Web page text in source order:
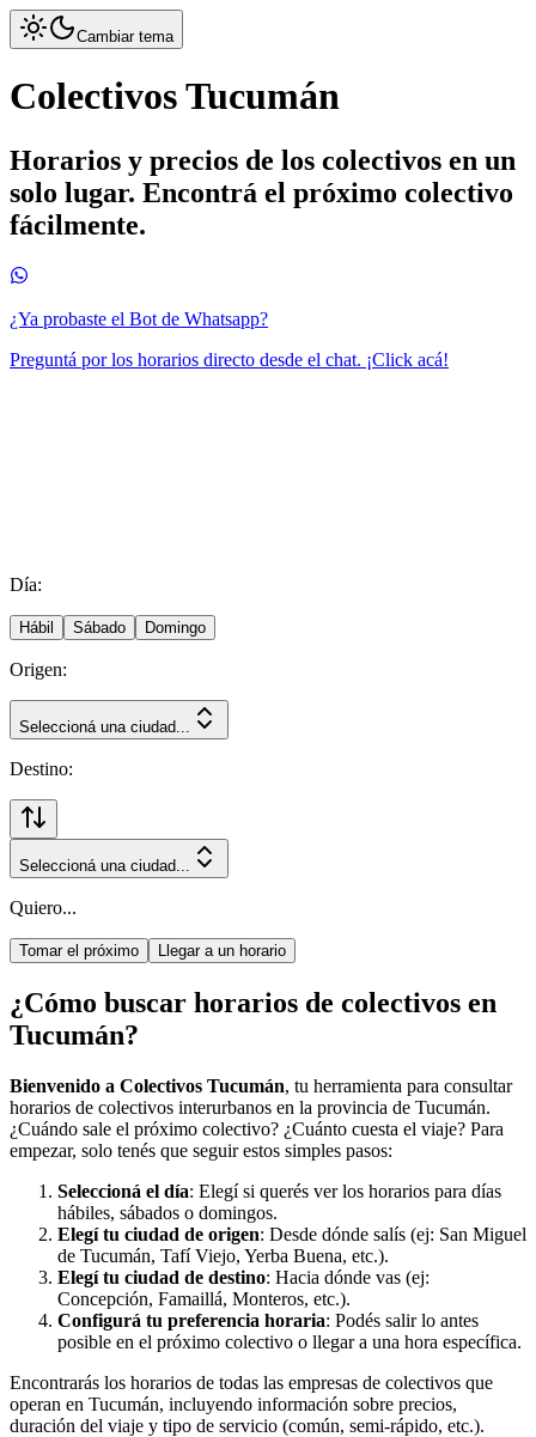
Cambiar tema
Colectivos Tucumán
Horarios y precios de los colectivos en un
solo lugar. Encontrá el próximo colectivo
fácilmente.
¿Ya probaste el Bot de Whatsapp?
Preguntá por los horarios directo desde el chat. ¡Click acá!
Día:
Hábil Sábado Domingo
Origen:
Seleccioná una ciudad...
Destino:
Seleccioná una ciudad...
Quiero...
Tomar el próximo Llegar a un horario
¿Cómo buscar horarios de colectivos en
Tucumán?
Bienvenido a Colectivos Tucumán, tu herramienta para consultar
horarios de colectivos interurbanos en la provincia de Tucumán.
¿Cuándo sale el próximo colectivo? ¿Cuánto cuesta el viaje? Para
empezar, solo tenés que seguir estos simples pasos:
Seleccioná el día: Elegí si querés ver los horarios para días
hábiles, sábados o domingos.
Elegí tu ciudad de origen: Desde dónde salís (ej: San Miguel
de Tucumán, Tafí Viejo, Yerba Buena, etc.).
Elegí tu ciudad de destino: Hacia dónde vas (ej:
Concepción, Famaillá, Monteros, etc.).
Configurá tu preferencia horaria: Podés salir lo antes
posible en el próximo colectivo o llegar a una hora específica.
Encontrarás los horarios de todas las empresas de colectivos que
operan en Tucumán, incluyendo información sobre precios,
duración del viaje y tipo de servicio (común, semi-rápido, etc.).